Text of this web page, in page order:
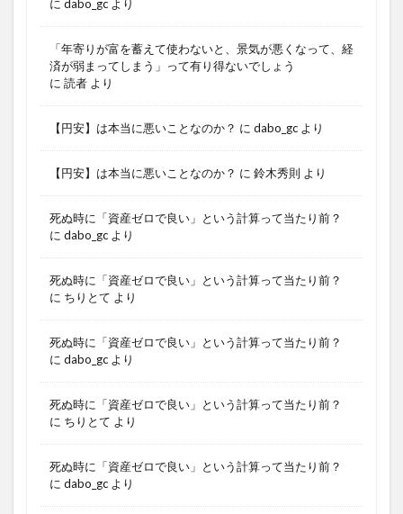
に dabo_gc より
「年寄りが富を蓄えて使わないと、景気が悪くなって、経
済が弱まってしまう」って有り得ないでしょう
に 読者 より
【円安】は本当に悪いことなのか？ に dabo_gc より
【円安】は本当に悪いことなのか？ に 鈴木秀則 より
死ぬ時に「資産ゼロで良い」という計算って当たり前？
に dabo_gc より
死ぬ時に「資産ゼロで良い」という計算って当たり前？
に ちりとて より
死ぬ時に「資産ゼロで良い」という計算って当たり前？
に dabo_gc より
死ぬ時に「資産ゼロで良い」という計算って当たり前？
に ちりとて より
死ぬ時に「資産ゼロで良い」という計算って当たり前？
に dabo_gc より